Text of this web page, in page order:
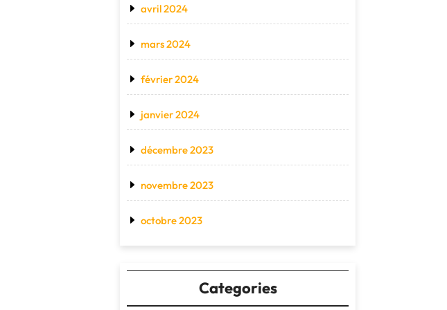
avril 2024
mars 2024
février 2024
janvier 2024
décembre 2023
novembre 2023
octobre 2023
Categories